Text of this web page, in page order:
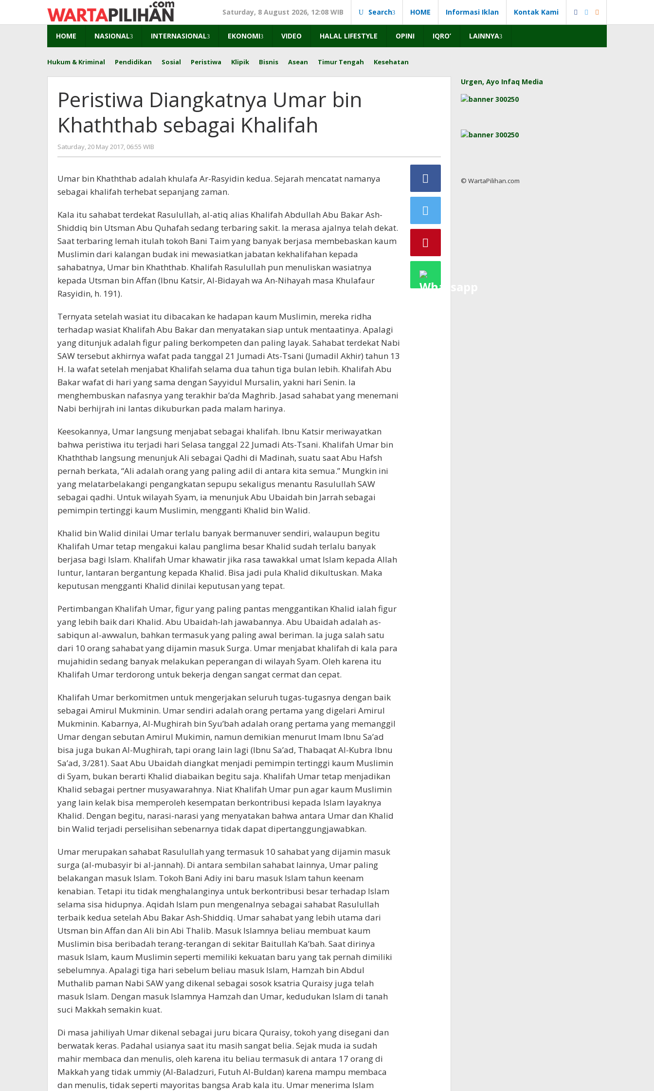
content
Saturday, 8 August 2026, 12:08 WIB Search HOME Informasi Iklan Kontak Kami
HOME NASIONAL INTERNASIONAL EKONOMI VIDEO HALAL LIFESTYLE OPINI IQRO’ LAINNYA
Hukum & Kriminal Pendidikan Sosial Peristiwa Klipik Bisnis Asean Timur Tengah Kesehatan
Peristiwa Diangkatnya Umar bin
Khaththab sebagai Khalifah
Saturday, 20 May 2017, 06:55 WIB
redaksi
Umar bin Khaththab adalah khulafa Ar-Rasyidin kedua. Sejarah mencatat namanya
sebagai khalifah terhebat sepanjang zaman.
Kala itu sahabat terdekat Rasulullah, al-atiq alias Khalifah Abdullah Abu Bakar Ash-
Shiddiq bin Utsman Abu Quhafah sedang terbaring sakit. Ia merasa ajalnya telah dekat.
Saat terbaring lemah itulah tokoh Bani Taim yang banyak berjasa membebaskan kaum
Muslimin dari kalangan budak ini mewasiatkan jabatan kekhalifahan kepada
sahabatnya, Umar bin Khaththab. Khalifah Rasulullah pun menuliskan wasiatnya
kepada Utsman bin Affan (Ibnu Katsir, Al-Bidayah wa An-Nihayah masa Khulafaur
Rasyidin, h. 191).
Ternyata setelah wasiat itu dibacakan ke hadapan kaum Muslimin, mereka ridha
terhadap wasiat Khalifah Abu Bakar dan menyatakan siap untuk mentaatinya. Apalagi
yang ditunjuk adalah figur paling berkompeten dan paling layak. Sahabat terdekat Nabi
SAW tersebut akhirnya wafat pada tanggal 21 Jumadi Ats-Tsani (Jumadil Akhir) tahun 13
H. Ia wafat setelah menjabat Khalifah selama dua tahun tiga bulan lebih. Khalifah Abu
Bakar wafat di hari yang sama dengan Sayyidul Mursalin, yakni hari Senin. Ia
menghembuskan nafasnya yang terakhir ba’da Maghrib. Jasad sahabat yang menemani
Nabi berhijrah ini lantas dikuburkan pada malam harinya.
Keesokannya, Umar langsung menjabat sebagai khalifah. Ibnu Katsir meriwayatkan
bahwa peristiwa itu terjadi hari Selasa tanggal 22 Jumadi Ats-Tsani. Khalifah Umar bin
Khaththab langsung menunjuk Ali sebagai Qadhi di Madinah, suatu saat Abu Hafsh
pernah berkata, “Ali adalah orang yang paling adil di antara kita semua.” Mungkin ini
yang melatarbelakangi pengangkatan sepupu sekaligus menantu Rasulullah SAW
sebagai qadhi. Untuk wilayah Syam, ia menunjuk Abu Ubaidah bin Jarrah sebagai
pemimpin tertinggi kaum Muslimin, mengganti Khalid bin Walid.
Khalid bin Walid dinilai Umar terlalu banyak bermanuver sendiri, walaupun begitu
Khalifah Umar tetap mengakui kalau panglima besar Khalid sudah terlalu banyak
berjasa bagi Islam. Khalifah Umar khawatir jika rasa tawakkal umat Islam kepada Allah
luntur, lantaran bergantung kepada Khalid. Bisa jadi pula Khalid dikultuskan. Maka
keputusan mengganti Khalid dinilai keputusan yang tepat.
Pertimbangan Khalifah Umar, figur yang paling pantas menggantikan Khalid ialah figur
yang lebih baik dari Khalid. Abu Ubaidah-lah jawabannya. Abu Ubaidah adalah as-
sabiqun al-awwalun, bahkan termasuk yang paling awal beriman. Ia juga salah satu
dari 10 orang sahabat yang dijamin masuk Surga. Umar menjabat khalifah di kala para
mujahidin sedang banyak melakukan peperangan di wilayah Syam. Oleh karena itu
Khalifah Umar terdorong untuk bekerja dengan sangat cermat dan cepat.
Khalifah Umar berkomitmen untuk mengerjakan seluruh tugas-tugasnya dengan baik
sebagai Amirul Mukminin. Umar sendiri adalah orang pertama yang digelari Amirul
Mukminin. Kabarnya, Al-Mughirah bin Syu’bah adalah orang pertama yang memanggil
Umar dengan sebutan Amirul Mukimin, namun demikian menurut Imam Ibnu Sa’ad
bisa juga bukan Al-Mughirah, tapi orang lain lagi (Ibnu Sa’ad, Thabaqat Al-Kubra Ibnu
Sa’ad, 3/281). Saat Abu Ubaidah diangkat menjadi pemimpin tertinggi kaum Muslimin
di Syam, bukan berarti Khalid diabaikan begitu saja. Khalifah Umar tetap menjadikan
Khalid sebagai pertner musyawarahnya. Niat Khalifah Umar pun agar kaum Muslimin
yang lain kelak bisa memperoleh kesempatan berkontribusi kepada Islam layaknya
Khalid. Dengan begitu, narasi-narasi yang menyatakan bahwa antara Umar dan Khalid
bin Walid terjadi perselisihan sebenarnya tidak dapat dipertanggungjawabkan.
Umar merupakan sahabat Rasulullah yang termasuk 10 sahabat yang dijamin masuk
surga (al-mubasyir bi al-jannah). Di antara sembilan sahabat lainnya, Umar paling
belakangan masuk Islam. Tokoh Bani Adiy ini baru masuk Islam tahun keenam
kenabian. Tetapi itu tidak menghalanginya untuk berkontribusi besar terhadap Islam
selama sisa hidupnya. Aqidah Islam pun mengenalnya sebagai sahabat Rasulullah
terbaik kedua setelah Abu Bakar Ash-Shiddiq. Umar sahabat yang lebih utama dari
Utsman bin Affan dan Ali bin Abi Thalib. Masuk Islamnya beliau membuat kaum
Muslimin bisa beribadah terang-terangan di sekitar Baitullah Ka’bah. Saat dirinya
masuk Islam, kaum Muslimin seperti memiliki kekuatan baru yang tak pernah dimiliki
sebelumnya. Apalagi tiga hari sebelum beliau masuk Islam, Hamzah bin Abdul
Muthalib paman Nabi SAW yang dikenal sebagai sosok ksatria Quraisy juga telah
masuk Islam. Dengan masuk Islamnya Hamzah dan Umar, kedudukan Islam di tanah
suci Makkah semakin kuat.
Di masa jahiliyah Umar dikenal sebagai juru bicara Quraisy, tokoh yang disegani dan
berwatak keras. Padahal usianya saat itu masih sangat belia. Sejak muda ia sudah
mahir membaca dan menulis, oleh karena itu beliau termasuk di antara 17 orang di
Makkah yang tidak ummiy (Al-Baladzuri, Futuh Al-Buldan) karena mampu membaca
dan menulis, tidak seperti mayoritas bangsa Arab kala itu. Umar menerima Islam
Urgen, Ayo Infaq Media
© WartaPilihan.com